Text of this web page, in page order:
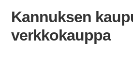
Siirry
Siirry
Kannuksen
verkkokauppa